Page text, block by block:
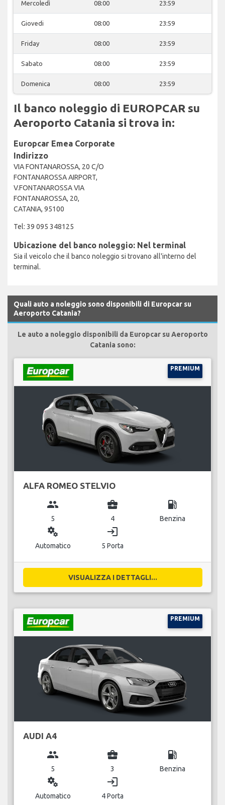
Mercoledì 08:00 23:59
Giovedi 08:00 23:59
Friday 08:00 23:59
Sabato 08:00 23:59
Domenica 08:00 23:59
Il banco noleggio di EUROPCAR su
Aeroporto Catania si trova in:
Europcar Emea Corporate
Indirizzo
VIA FONTANAROSSA, 20 C/O
FONTANAROSSA AIRPORT,
V.FONTANAROSSA VIA
FONTANAROSSA, 20,
CATANIA, 95100
Tel: 39 095 348125
Ubicazione del banco noleggio: Nel terminal
Sia il veicolo che il banco noleggio si trovano all'interno del
terminal.
Quali auto a noleggio sono disponibili di Europcar su
Aeroporto Catania?
Le auto a noleggio disponibili da Europcar su Aeroporto
Catania sono:
PREMIUM
ALFA ROMEO STELVIO
group
5
business_center
4
local_gas_station
Benzina
miscellaneous_services
Automatico
login
5 Porta
VISUALIZZA I DETTAGLI...
PREMIUM
AUDI A4
group
5
business_center
3
local_gas_station
Benzina
miscellaneous_services
Automatico
login
4 Porta